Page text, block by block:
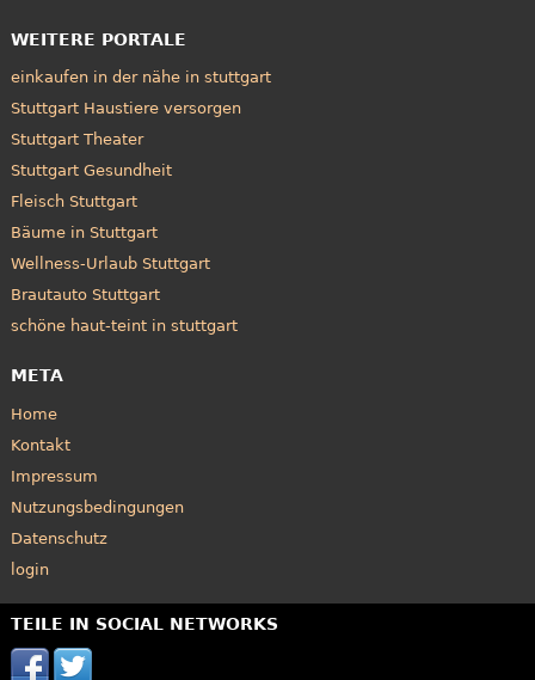
WEITERE PORTALE
einkaufen in der nähe in stuttgart
Stuttgart Haustiere versorgen
Stuttgart Theater
Stuttgart Gesundheit
Fleisch Stuttgart
Bäume in Stuttgart
Wellness-Urlaub Stuttgart
Brautauto Stuttgart
schöne haut-teint in stuttgart
META
Home
Kontakt
Impressum
Nutzungsbedingungen
Datenschutz
login
TEILE IN SOCIAL NETWORKS